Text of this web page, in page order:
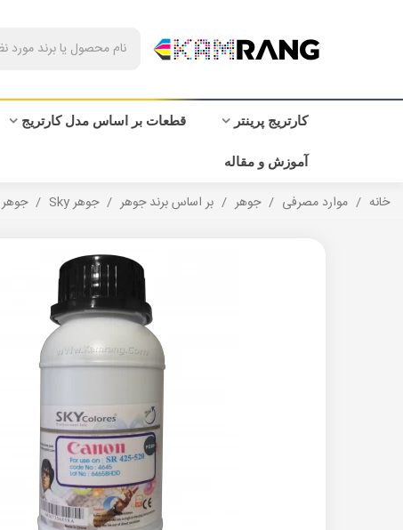
کارتریج پرینتر قطعات بر اساس مدل کارتریج
آموزش و مقاله
خانه / موارد مصرفی / جوهر / بر اساس برند جوهر / جوهر Sky / جوهر 200 میلی لیتر SKY مشکی برای پرینترهای Canon